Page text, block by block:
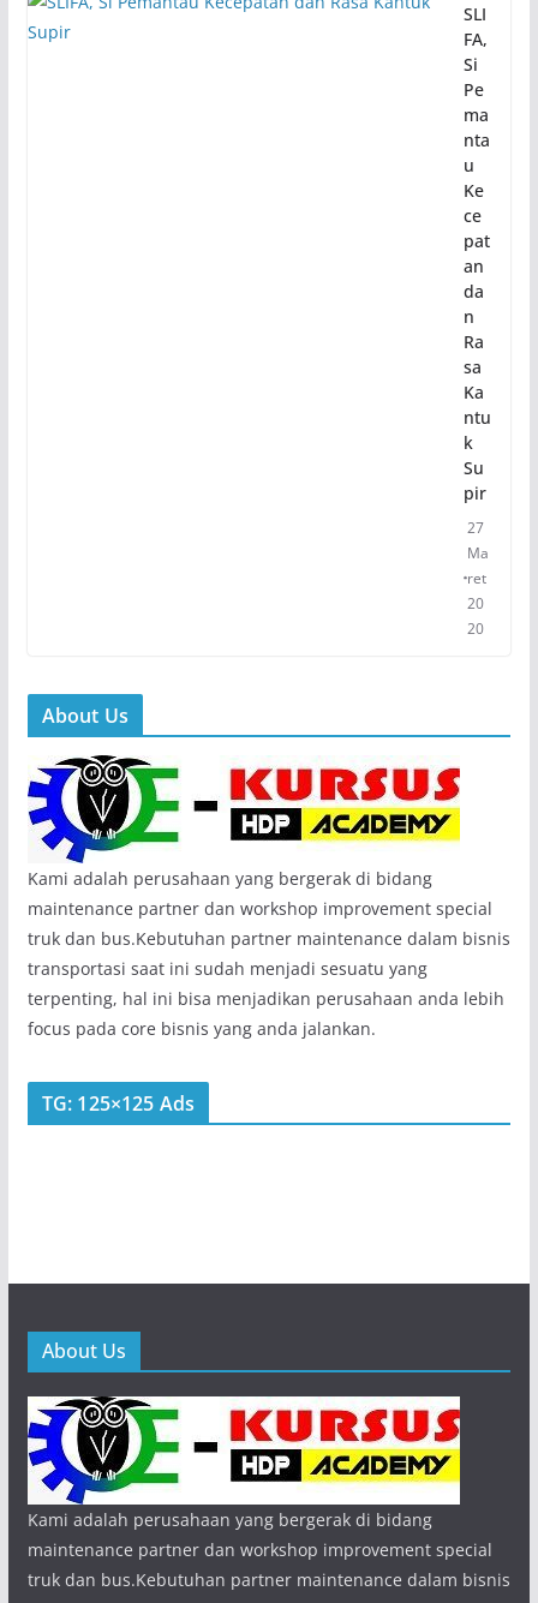
SLI
FA,
Si
Pe
ma
nta
u
Ke
ce
pat
an
da
n
Ra
sa
Ka
ntu
k
Su
pir
27
Ma
ret
20
20
About Us
Kami adalah perusahaan yang bergerak di bidang
maintenance partner dan workshop improvement special
truk dan bus.Kebutuhan partner maintenance dalam bisnis
transportasi saat ini sudah menjadi sesuatu yang
terpenting, hal ini bisa menjadikan perusahaan anda lebih
focus pada core bisnis yang anda jalankan.
TG: 125×125 Ads
About Us
Kami adalah perusahaan yang bergerak di bidang
maintenance partner dan workshop improvement special
truk dan bus.Kebutuhan partner maintenance dalam bisnis